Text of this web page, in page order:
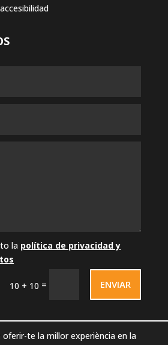
la política de privacidad y
10 + 10 = ENVIAR
te la millor experiència en la